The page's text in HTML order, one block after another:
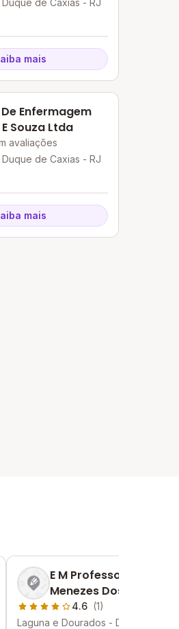
de Caxias - RJ
mais
Enfermagem
Souza Ltda
avaliações
de Caxias - RJ
mais
E M Professor Romeu
Menezes Dos Santos
4.6 (1)
Laguna e Dourados - Duque de